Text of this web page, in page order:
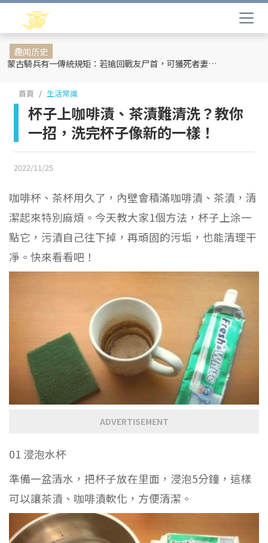
趣闻历史
蒙古騎兵有一傳統規矩：若搶回戰友尸首，可獲死者妻妾和全部牲畜
首頁 生活常識
杯子上咖啡漬、茶漬難清洗？教你
一招，洗完杯子像新的一樣！
2022/11/25
咖啡杯、茶杯用久了，內壁會積滿咖啡漬、茶漬，清
潔起來特別麻煩。今天教大家1個方法，杯子上涂一
點它，污漬自己往下掉，再頑固的污垢，也能清理干
凈。快來看看吧！
ADVERTISEMENT
01 浸泡水杯
準備一盆清水，把杯子放在里面，浸泡5分鐘，這樣
可以讓茶漬、咖啡漬軟化，方便清潔。